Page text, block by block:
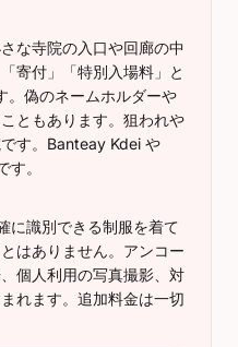
な寺院の入口や回廊の中
寄付」「特別入場料」と
。偽のネームホルダーや
ともあります。狙われや
す。Banteay Kdei や
。
に識別できる制服を着て
はありません。アンコー
個人利用の写真撮影、対
れます。追加料金は一切